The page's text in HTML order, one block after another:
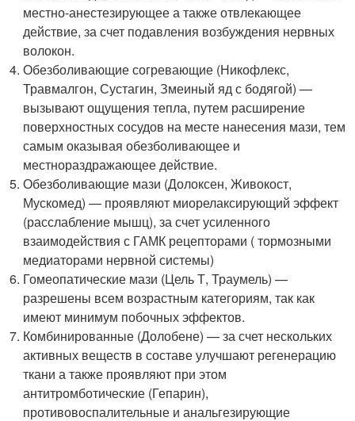
местно-анестезирующее а также отвлекающее
действие, за счет подавления возбуждения нервных
волокон.
Обезболивающие согревающие (Никофлекс,
Травмалгон, Сустагин, Змеиный яд с бодягой) —
вызывают ощущения тепла, путем расширение
поверхностных сосудов на месте нанесения мази, тем
самым оказывая обезболивающее и
местнораздражающее действие.
Обезболивающие мази (Долоксен, Живокост,
Мускомед) — проявляют миорелаксирующий эффект
(расслабление мышц), за счет усиленного
взаимодействия с ГАМК рецепторами ( тормозными
медиаторами нервной системы)
Гомеопатические мази (Цель Т, Траумель) —
разрешены всем возрастным категориям, так как
имеют минимум побочных эффектов.
Комбинированные (Долобене) — за счет нескольких
активных веществ в составе улучшают регенерацию
ткани а также проявляют при этом
антитромботические (Гепарин),
противовоспалительные и анальгезирующие